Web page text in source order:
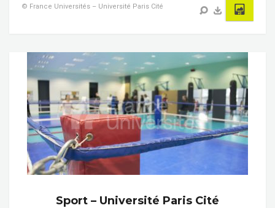
© France Universités – Université Paris Cité
Sport – Université Paris Cité